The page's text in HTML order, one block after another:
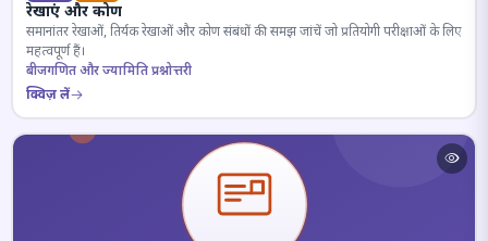
रेखाएं और कोण
समानांतर रेखाओं, तिर्यक रेखाओं और कोण संबंधों की समझ जांचें जो प्रतियोगी परीक्षाओं के लिए
महत्वपूर्ण हैं।
बीजगणित और ज्यामिति प्रश्नोत्तरी
क्विज़ लें